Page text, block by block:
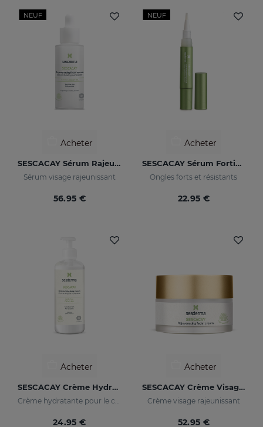
NEUF
Acheter
SESCACAY Sérum Rajeunissant
Sérum visage rajeunissant
56.95 €
NEUF
Acheter
SESCACAY Sérum Fortifiant Pour Ongles
Ongles forts et résistants
22.95 €
Acheter
SESCACAY Crème Hydratante Pour Le Corps
Crème hydratante pour le corps
24.95 €
Acheter
SESCACAY Crème Visage Rajeunissant
Crème visage rajeunissant
52.95 €